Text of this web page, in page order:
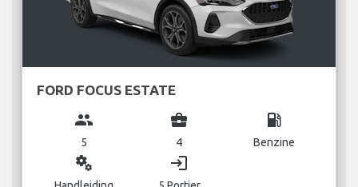
FORD FOCUS ESTATE
group
5
business_center
4
local_gas_station
Benzine
miscellaneous_services login